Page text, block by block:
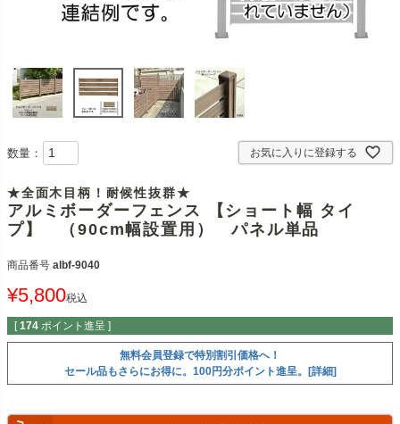
お気に入りに登録する
数量：
★全面木目柄！耐候性抜群★
アルミボーダーフェンス 【ショート幅 タイ
プ】 （90cm幅設置用） パネル単品
商品番号 albf-9040
¥5,800税込
[ 174 ポイント進呈 ]
無料会員登録で特別割引価格へ！
セール品もさらにお得に。100円分ポイント進呈。[詳細]